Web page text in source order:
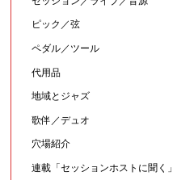
ピック／弦
ペダル／ツール
代用品
地域とジャズ
歌伴／デュオ
穴場紹介
連載「セッションホストに聞く」